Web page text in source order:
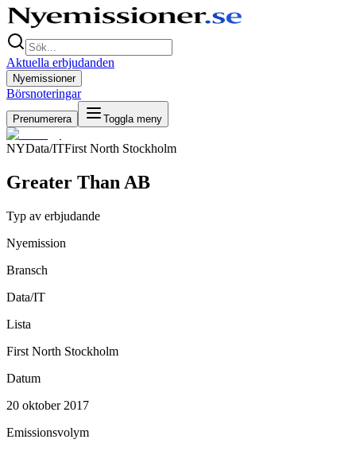
Aktuella erbjudanden
Nyemissioner
Börsnoteringar
Prenumerera Toggla meny
NYData/ITFirst North Stockholm
Greater Than AB
Typ av erbjudande
Nyemission
Bransch
Data/IT
Lista
First North Stockholm
Datum
20 oktober 2017
Emissionsvolym